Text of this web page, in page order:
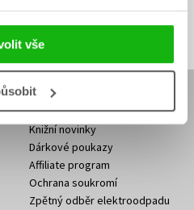
vše
Knižní novinky
Dárkové poukazy
Affiliate program
Ochrana soukromí
Zpětný odběr elektroodpadu